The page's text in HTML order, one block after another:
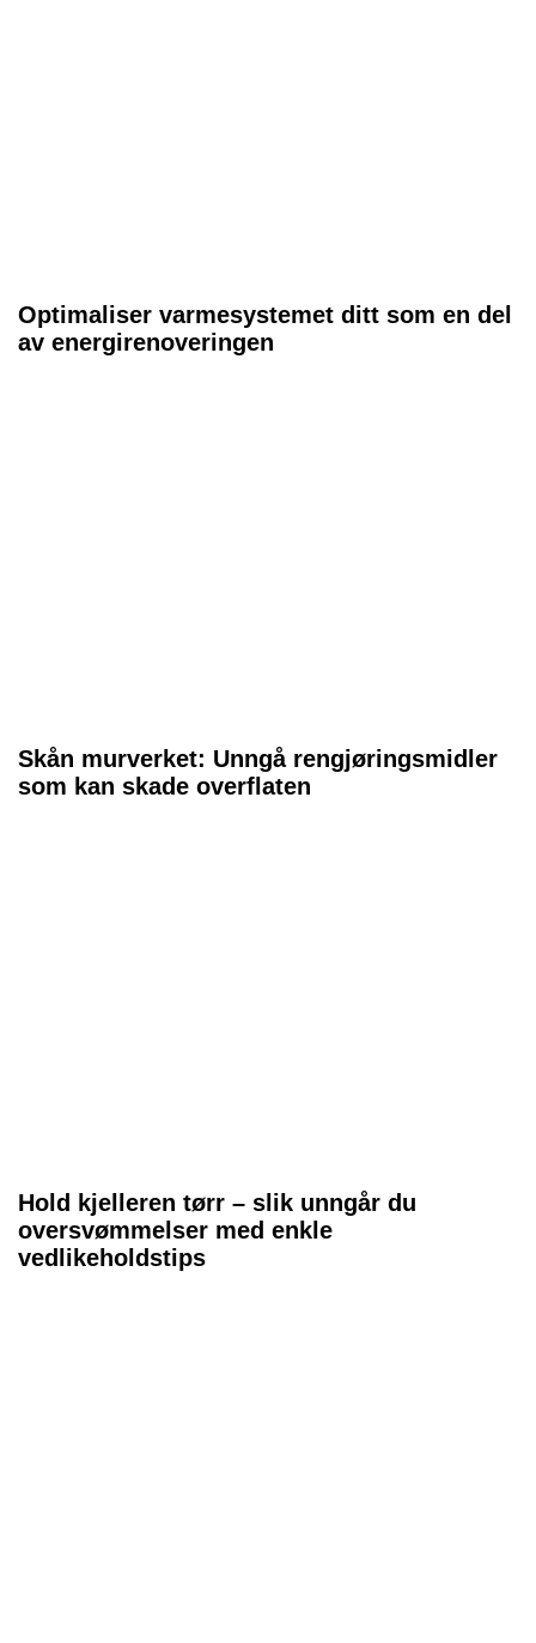
Optimaliser varmesystemet ditt som en del
av energirenoveringen
Skån murverket: Unngå rengjøringsmidler
som kan skade overflaten
Hold kjelleren tørr – slik unngår du
oversvømmelser med enkle
vedlikeholdstips